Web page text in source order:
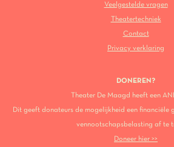
Veelgestelde vragen
Theatertechniek
Contact
Privacy verklaring
DONEREN?
Theater De Maagd heeft een
Dit geeft donateurs de mogelijkheid een financiële
vennootschapsbelasting af te
Doneer hier >>